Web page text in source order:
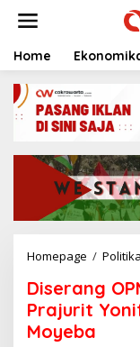
t
Home
Homepage / Politika
Diserang
Prajurit
Moyeba